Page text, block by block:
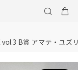
B賞 アマテ・ユズ